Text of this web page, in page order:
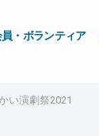
・ボランティア
い演劇祭2021